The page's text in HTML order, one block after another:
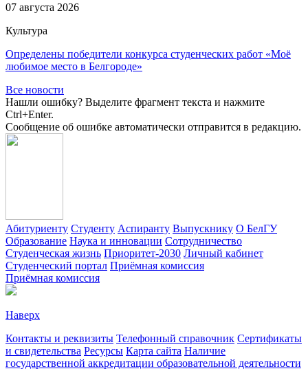
07 августа 2026
Культура
Определены победители конкурса студенческих работ «Моё
любимое место в Белгороде»
Все новости
Нашли ошибку? Выделите фрагмент текста и нажмите
Ctrl+Enter.
Сообщение об ошибке автоматически отправится в редакцию.
Абитуриенту Студенту Аспиранту Выпускнику О БелГУ
Образование Наука и инновации Сотрудничество
Студенческая жизнь Приоритет-2030 Личный кабинет
Студенческий портал Приёмная комиссия
Приёмная комиссия
Наверх
Контакты и реквизиты Телефонный справочник Сертификаты
и свидетельства Ресурсы Карта сайта Наличие
государственной аккредитации образовательной деятельности